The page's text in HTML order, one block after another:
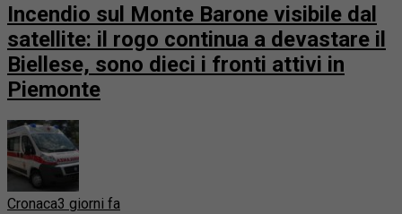
Incendio sul Monte Barone visibile dal
satellite: il rogo continua a devastare il
Biellese, sono dieci i fronti attivi in
Piemonte
Cronaca3 giorni fa